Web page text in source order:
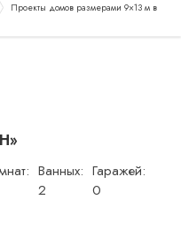
Проекты домов размерами 9×13 м в
Ванных:
2
Гаражей:
0